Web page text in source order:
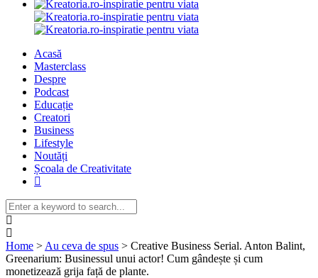
Acasă
Masterclass
Despre
Podcast
Educație
Creatori
Business
Lifestyle
Noutăți
Școala de Creativitate
Home > Au ceva de spus > Creative Business Serial. Anton Balint,
Greenarium: Businessul unui actor! Cum gândește și cum
monetizează grija față de plante.